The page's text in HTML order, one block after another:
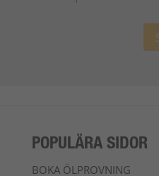
POPULÄRA SIDOR
BOKA ÖLPROVNING